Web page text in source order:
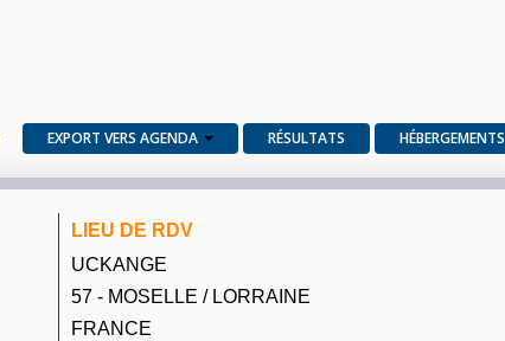
EXPORT VERS AGENDA RÉSULTATS HÉBERGEMENTS
LIEU DE RDV
UCKANGE
57 - MOSELLE / LORRAINE
FRANCE